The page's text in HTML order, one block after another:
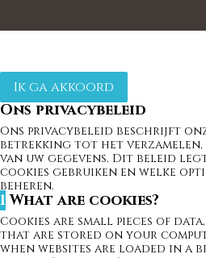
Ik ga akkoord
Ons privacybeleid
Ons privacybeleid beschrijft
betrekking tot het verzamelen,
van uw gegevens. Dit beleid
cookies gebruiken en welke
beheren.
1 What are cookies?
Cookies are small pieces of
that are stored on your
when websites are loaded in a